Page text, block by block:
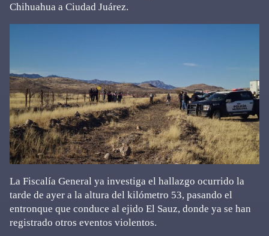
Chihuahua a Ciudad Juárez.
La Fiscalía General ya investiga el hallazgo ocurrido la
tarde de ayer a la altura del kilómetro 53, pasando el
entronque que conduce al ejido El Sauz, donde ya se han
registrado otros eventos violentos.